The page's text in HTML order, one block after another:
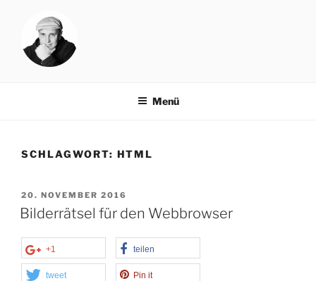
springen
Menü
SCHLAGWORT: HTML
VERÖFFENTLICHT
AM
20. NOVEMBER 2016
Bilderrätsel für den Webbrowser
+1 teilen
tweet Pin it